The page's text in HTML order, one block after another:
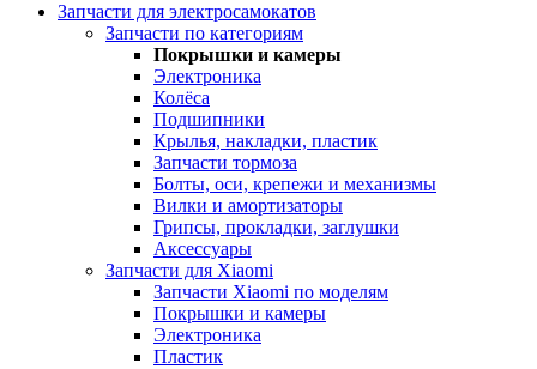
Запчасти для электросамокатов
Запчасти по категориям
Покрышки и камеры
Электроника
Колёса
Подшипники
Крылья, накладки, пластик
Запчасти тормоза
Болты, оси, крепежи и механизмы
Вилки и амортизаторы
Грипсы, прокладки, заглушки
Аксессуары
Запчасти для Xiaomi
Запчасти Xiaomi по моделям
Покрышки и камеры
Электроника
Пластик